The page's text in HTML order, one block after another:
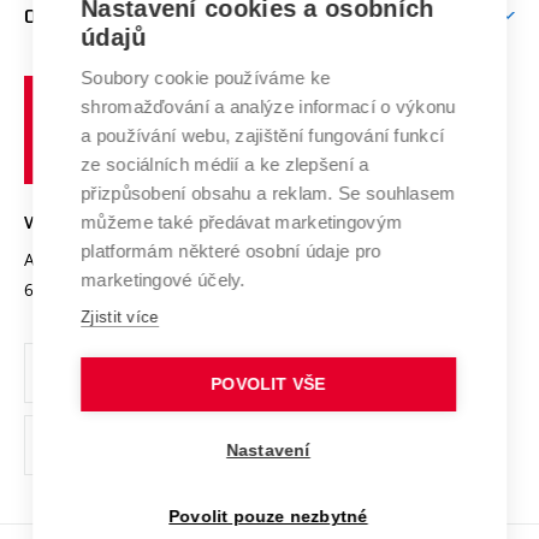
E-přihláška
Doktorské studium
Podpora podnikání
Mezinárodní vědecká rada
Systém zajišťování kvality výzkumu
Výzkumné infrastruktury
Transfer znalostí
Open Science
Projekty
Projekty ze strukturálních fondů
Specifický výzkum
Zahraniční spolupráce
Spolupráce se školami
Služby univerzity
Mezinárodní dohody
Univerzitní sítě
O UNIVERZITĚ
Profil univerzity
Udržitelná univerzita
Podnikavá univerzita / ContriBUTe
Bezpečná univerzita
Vyznamenání
Organizační struktura
Ochrana osobních údajů
odkaz)
učení
technické
VYSOKÉ UČENÍ TECHNICKÉ V BRNĚ
Antonínská 548/1
602 00 Brno
www.vut.cz
vut@vutbr.cz
Nastavení cookies a osobních
údajů
Soubory cookie používáme ke
shromažďování a analýze informací o výkonu
a používání webu, zajištění fungování funkcí
ze sociálních médií a ke zlepšení a
přizpůsobení obsahu a reklam. Se souhlasem
můžeme také předávat marketingovým
platformám některé osobní údaje pro
marketingové účely.
Zjistit více
POVOLIT VŠE
Nastavení
Povolit pouze nezbytné